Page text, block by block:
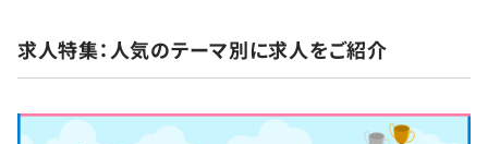
求人特集：人気のテーマ別に求人をご紹介